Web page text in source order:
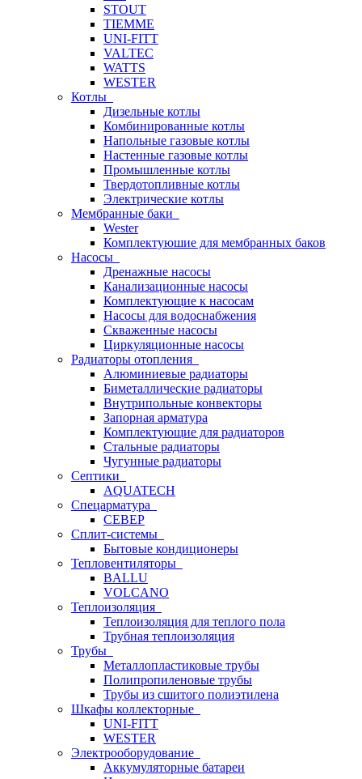
STOUT
TIEMME
UNI-FITT
VALTEC
WATTS
WESTER
Котлы
Дизельные котлы
Комбинированные котлы
Напольные газовые котлы
Настенные газовые котлы
Промышленные котлы
Твердотопливные котлы
Электрические котлы
Мембранные баки
Wester
Комплектуюшие для мембранных баков
Насосы
Дренажные насосы
Канализационные насосы
Комплектующие к насосам
Насосы для водоснабжения
Скваженные насосы
Циркуляционные насосы
Радиаторы отопления
Алюминиевые радиаторы
Биметаллические радиаторы
Внутрипольные конвекторы
Запорная арматура
Комплектующие для радиаторов
Стальные радиаторы
Чугунные радиаторы
Септики
AQUATECH
Спецарматура
СЕВЕР
Сплит-системы
Бытовые кондиционеры
Тепловентиляторы
BALLU
VOLCANO
Теплоизоляция
Теплоизоляция для теплого пола
Трубная теплоизоляция
Трубы
Металлопластиковые трубы
Полипропиленовые трубы
Трубы из сшитого полиэтилена
Шкафы коллекторные
UNI-FITT
WESTER
Электрооборудование
Аккумуляторные батареи